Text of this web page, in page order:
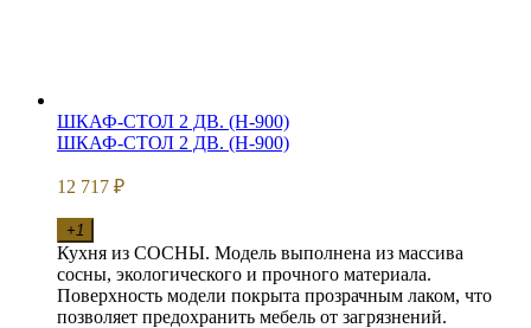
ШКАФ-СТОЛ 2 ДВ. (Н-900)
ШКАФ-СТОЛ 2 ДВ. (Н-900)
12 717 ₽
+1
Кухня из СОСНЫ. Модель выполнена из массива
сосны, экологического и прочного материала.
Поверхность модели покрыта прозрачным лаком, что
позволяет предохранить мебель от загрязнений.